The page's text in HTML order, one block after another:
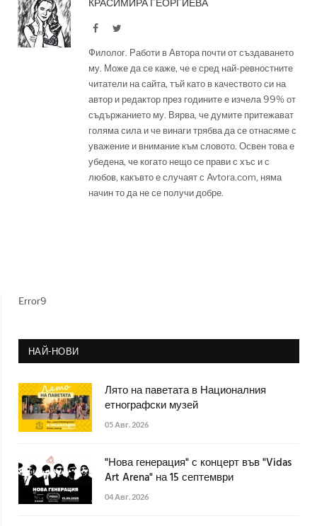
КРАСИМИРА ГЕОРГИЕВА
FacebookTwitter
Филолог. Работи в Автора почти от създаването
му. Може да се каже, че е сред най-ревностните
читатели на сайта, тъй като в качеството си на
автор и редактор през годините е изчела 99% от
съдържанието му. Вярва, че думите притежават
голяма сила и че винаги трябва да се отнасяме с
уважение и внимание към словото. Освен това е
убедена, че когато нещо се прави с хъс и с
любов, какъвто е случаят с Avtora.com, няма
начин то да не се получи добре.
Error9
НАЙ-НОВИ
Лято на паветата в Националния
етнографски музей
05 Авг. 2026
"Нова генерация" с концерт във "Vidas
Art Arena" на 15 септември
04 Авг. 2026